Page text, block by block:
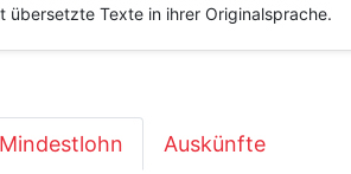
übersetzte Texte in ihrer Originalsprache.
Mindestlohn Auskünfte